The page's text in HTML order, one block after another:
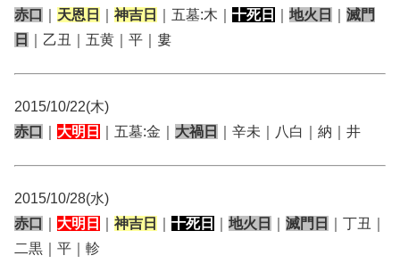
赤口
天恩日 神吉日 ｜五墓:木｜ 十死日 地火日
滅門
日
｜乙丑｜五黄｜平｜婁
2015/10/22(木)
赤口
大明日 ｜五墓:金｜ 大禍日 ｜辛未｜八白｜納｜井
2015/10/28(水)
赤口
大明日 神吉日 十死日 地火日 滅門日
｜丁丑｜
二黒｜平｜軫